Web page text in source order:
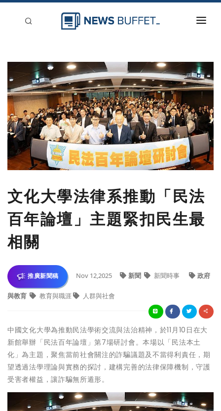
新聞稿分類
登入
刊登
文化大學法律系推動「民法
百年論壇」主題緊扣民生最
相關
推廣新聞稿 Nov 12,2025 新聞 新聞時事 政府
與教育 教育與職涯 人群與社會
中國文化大學為推動民法學術交流與法治精神，於11月10日在大
新館舉辦「民法百年論壇」第7場研討會。本場以「民法本土
化」為主題，聚焦當前社會關注的詐騙議題及不當得利責任，期
望透過法學理論與實務的探討，建構完善的法律保障機制，守護
受害者權益，讓詐騙無所遁形。